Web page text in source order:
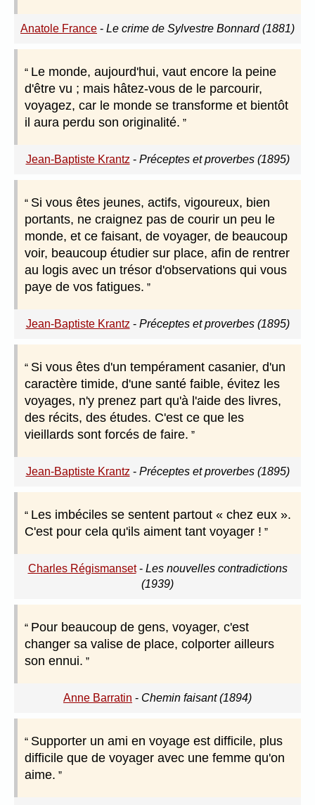
Anatole France - Le crime de Sylvestre Bonnard (1881)
Le monde, aujourd'hui, vaut encore la peine
d'être vu ; mais hâtez-vous de le parcourir,
voyagez, car le monde se transforme et bientôt
il aura perdu son originalité.
Jean-Baptiste Krantz - Préceptes et proverbes (1895)
Si vous êtes jeunes, actifs, vigoureux, bien
portants, ne craignez pas de courir un peu le
monde, et ce faisant, de voyager, de beaucoup
voir, beaucoup étudier sur place, afin de rentrer
au logis avec un trésor d'observations qui vous
paye de vos fatigues.
Jean-Baptiste Krantz - Préceptes et proverbes (1895)
Si vous êtes d'un tempérament casanier, d'un
caractère timide, d'une santé faible, évitez les
voyages, n'y prenez part qu'à l'aide des livres,
des récits, des études. C'est ce que les
vieillards sont forcés de faire.
Jean-Baptiste Krantz - Préceptes et proverbes (1895)
Les imbéciles se sentent partout « chez eux ».
C'est pour cela qu'ils aiment tant voyager !
Charles Régismanset- Les nouvelles contradictions
(1939)
Pour beaucoup de gens, voyager, c'est
changer sa valise de place, colporter ailleurs
son ennui.
Anne Barratin - Chemin faisant (1894)
Supporter un ami en voyage est difficile, plus
difficile que de voyager avec une femme qu'on
aime.